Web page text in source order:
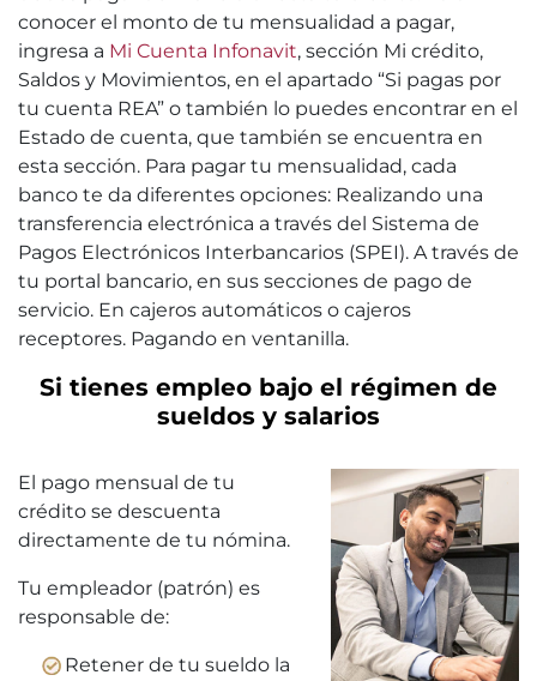
conocer el monto de tu mensualidad a pagar,
ingresa a Mi Cuenta Infonavit, sección Mi crédito,
Saldos y Movimientos, en el apartado “Si pagas por
tu cuenta REA” o también lo puedes encontrar en el
Estado de cuenta, que también se encuentra en
esta sección. Para pagar tu mensualidad, cada
banco te da diferentes opciones: Realizando una
transferencia electrónica a través del Sistema de
Pagos Electrónicos Interbancarios (SPEI). A través de
tu portal bancario, en sus secciones de pago de
servicio. En cajeros automáticos o cajeros
receptores. Pagando en ventanilla.
Si tienes empleo bajo el régimen de
sueldos y salarios
El pago mensual de tu
crédito se descuenta
directamente de tu nómina.
Tu empleador (patrón) es
responsable de:
Retener de tu sueldo la